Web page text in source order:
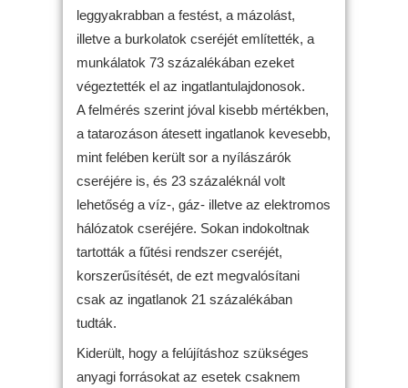
leggyakrabban a festést, a mázolást,
illetve a burkolatok cseréjét említették, a
munkálatok 73 százalékában ezeket
végeztették el az ingatlantulajdonosok.
A felmérés szerint jóval kisebb mértékben,
a tatarozáson átesett ingatlanok kevesebb,
mint felében került sor a nyílászárók
cseréjére is, és 23 százaléknál volt
lehetőség a víz-, gáz- illetve az elektromos
hálózatok cseréjére. Sokan indokoltnak
tartották a fűtési rendszer cseréjét,
korszerűsítését, de ezt megvalósítani
csak az ingatlanok 21 százalékában
tudták.
Kiderült, hogy a felújításhoz szükséges
anyagi forrásokat az esetek csaknem